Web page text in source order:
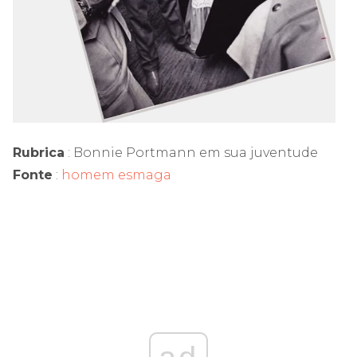
Rubrica : Bonnie Portmann em sua juventude
Fonte : homem esmaga